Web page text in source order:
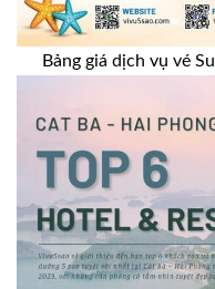
Bảng giá dịch vụ vé